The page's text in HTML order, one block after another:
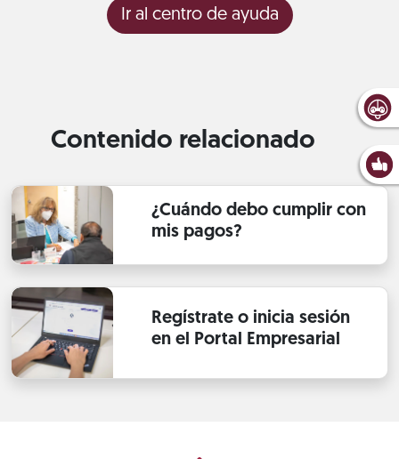
Ir al centro de ayuda
Contenido relacionado
¿Cuándo debo cumplir con
mis pagos?
Regístrate o inicia sesión
en el Portal Empresarial